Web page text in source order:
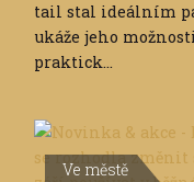
tail stal ideálním
ukáže jeho
praktick...
Ve městě